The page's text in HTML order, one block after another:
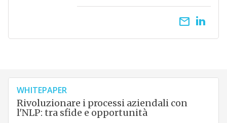
email
WHITEPAPER
Rivoluzionare i processi aziendali con
l'NLP: tra sfide e opportunità